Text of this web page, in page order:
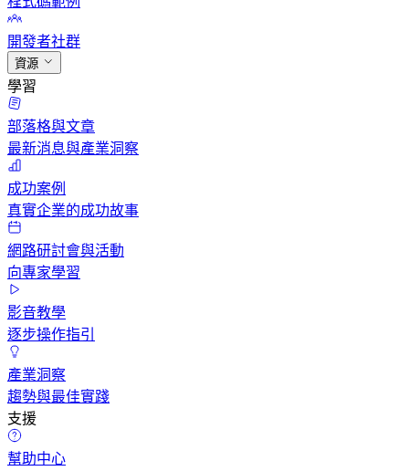
開發者社群
資源
學習
部落格與文章
最新消息與產業洞察
成功案例
真實企業的成功故事
網路研討會與活動
向專家學習
影音教學
逐步操作指引
產業洞察
趨勢與最佳實踐
支援
幫助中心